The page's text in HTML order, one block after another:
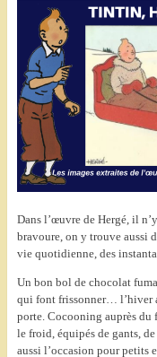
Dans l’œuvre de Hergé, il
bravoure, on y trouve aussi
vie quotidienne, des
Un bon bol de chocolat
qui font frissonner… l’hiver
porte. Cocooning auprès du
le froid, équipés de gants,
aussi l’occasion pour petits